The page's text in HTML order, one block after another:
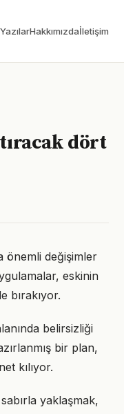
YazılarHakkımızdaİletişim
dört
önemli değişimler
eskinin
bırakıyor.
belirsizliği
bir plan,
kılıyor.
yaklaşmak,